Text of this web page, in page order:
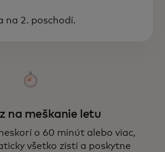
na 2. poschodí.
na meškanie letu
o 60 minút alebo viac,
všetko zistí a poskytne